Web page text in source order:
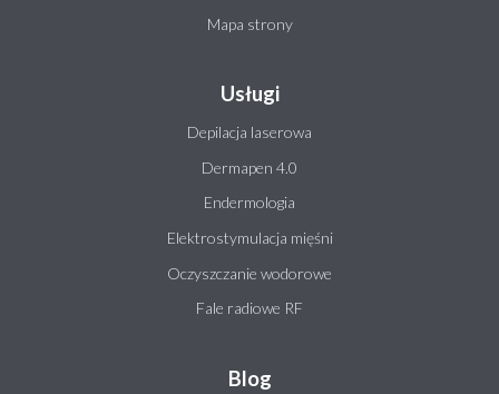
Mapa strony
Usługi
Depilacja laserowa
Dermapen 4.0
Endermologia
Elektrostymulacja mięśni
Oczyszczanie wodorowe
Fale radiowe RF
Blog